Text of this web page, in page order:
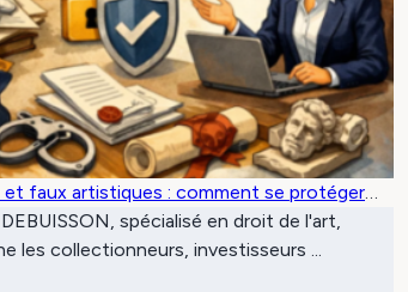
faux artistiques : comment se protéger
spécialisé en droit de l'art,
les collectionneurs, investisseurs ...